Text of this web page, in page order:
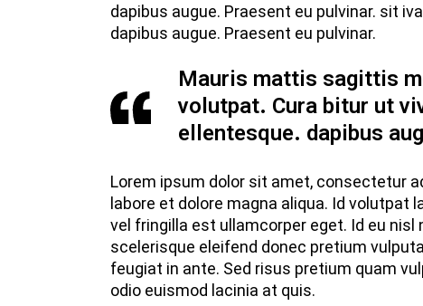
dapibus augue. Praesent eu pulvinar. sit
dapibus augue. Praesent eu pulvinar.
Mauris mattis sagittis
volutpat. Cura bitur ut
ellentesque. dapibus
Lorem ipsum dolor sit amet, consectetur
labore et dolore magna aliqua. Id
vel fringilla est ullamcorper eget. Id eu
scelerisque eleifend donec pretium
feugiat in ante. Sed risus pretium quam
odio euismod lacinia at quis.